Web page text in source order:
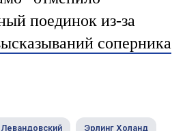
поединок из-за
соперника
Эрлинг Холанд